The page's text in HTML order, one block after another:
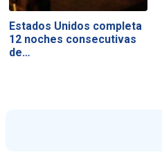
Estados Unidos completa
12 noches consecutivas
de…